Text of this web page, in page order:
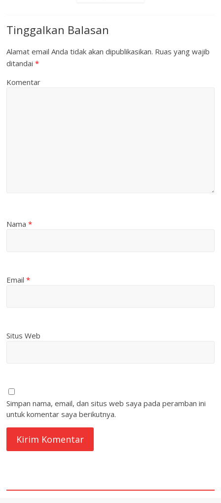
Tinggalkan Balasan
Alamat email Anda tidak akan dipublikasikan. Ruas yang wajib
ditandai*
Komentar
Nama*
Email*
Situs Web
Simpan nama, email, dan situs web saya pada peramban ini
untuk komentar saya berikutnya.